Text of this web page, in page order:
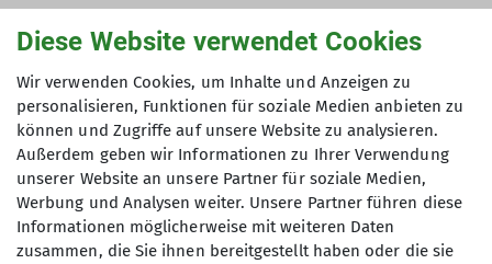
Mit (*) markierte
Pflichtfelder
Absenden
Diese Website verwendet Cookies
Wir verwenden Cookies, um Inhalte und Anzeigen zu
personalisieren, Funktionen für soziale Medien anbieten zu
können und Zugriffe auf unsere Website zu analysieren.
Außerdem geben wir Informationen zu Ihrer Verwendung
unserer Website an unsere Partner für soziale Medien,
Werbung und Analysen weiter. Unsere Partner führen diese
Informationen möglicherweise mit weiteren Daten
zusammen, die Sie ihnen bereitgestellt haben oder die sie